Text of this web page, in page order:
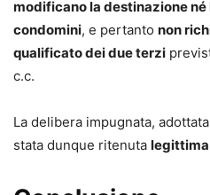
modificano la destinazione
condomini, e pertanto non
qualificato dei due terzi
c.c.
La delibera impugnata,
stata dunque ritenuta legittima